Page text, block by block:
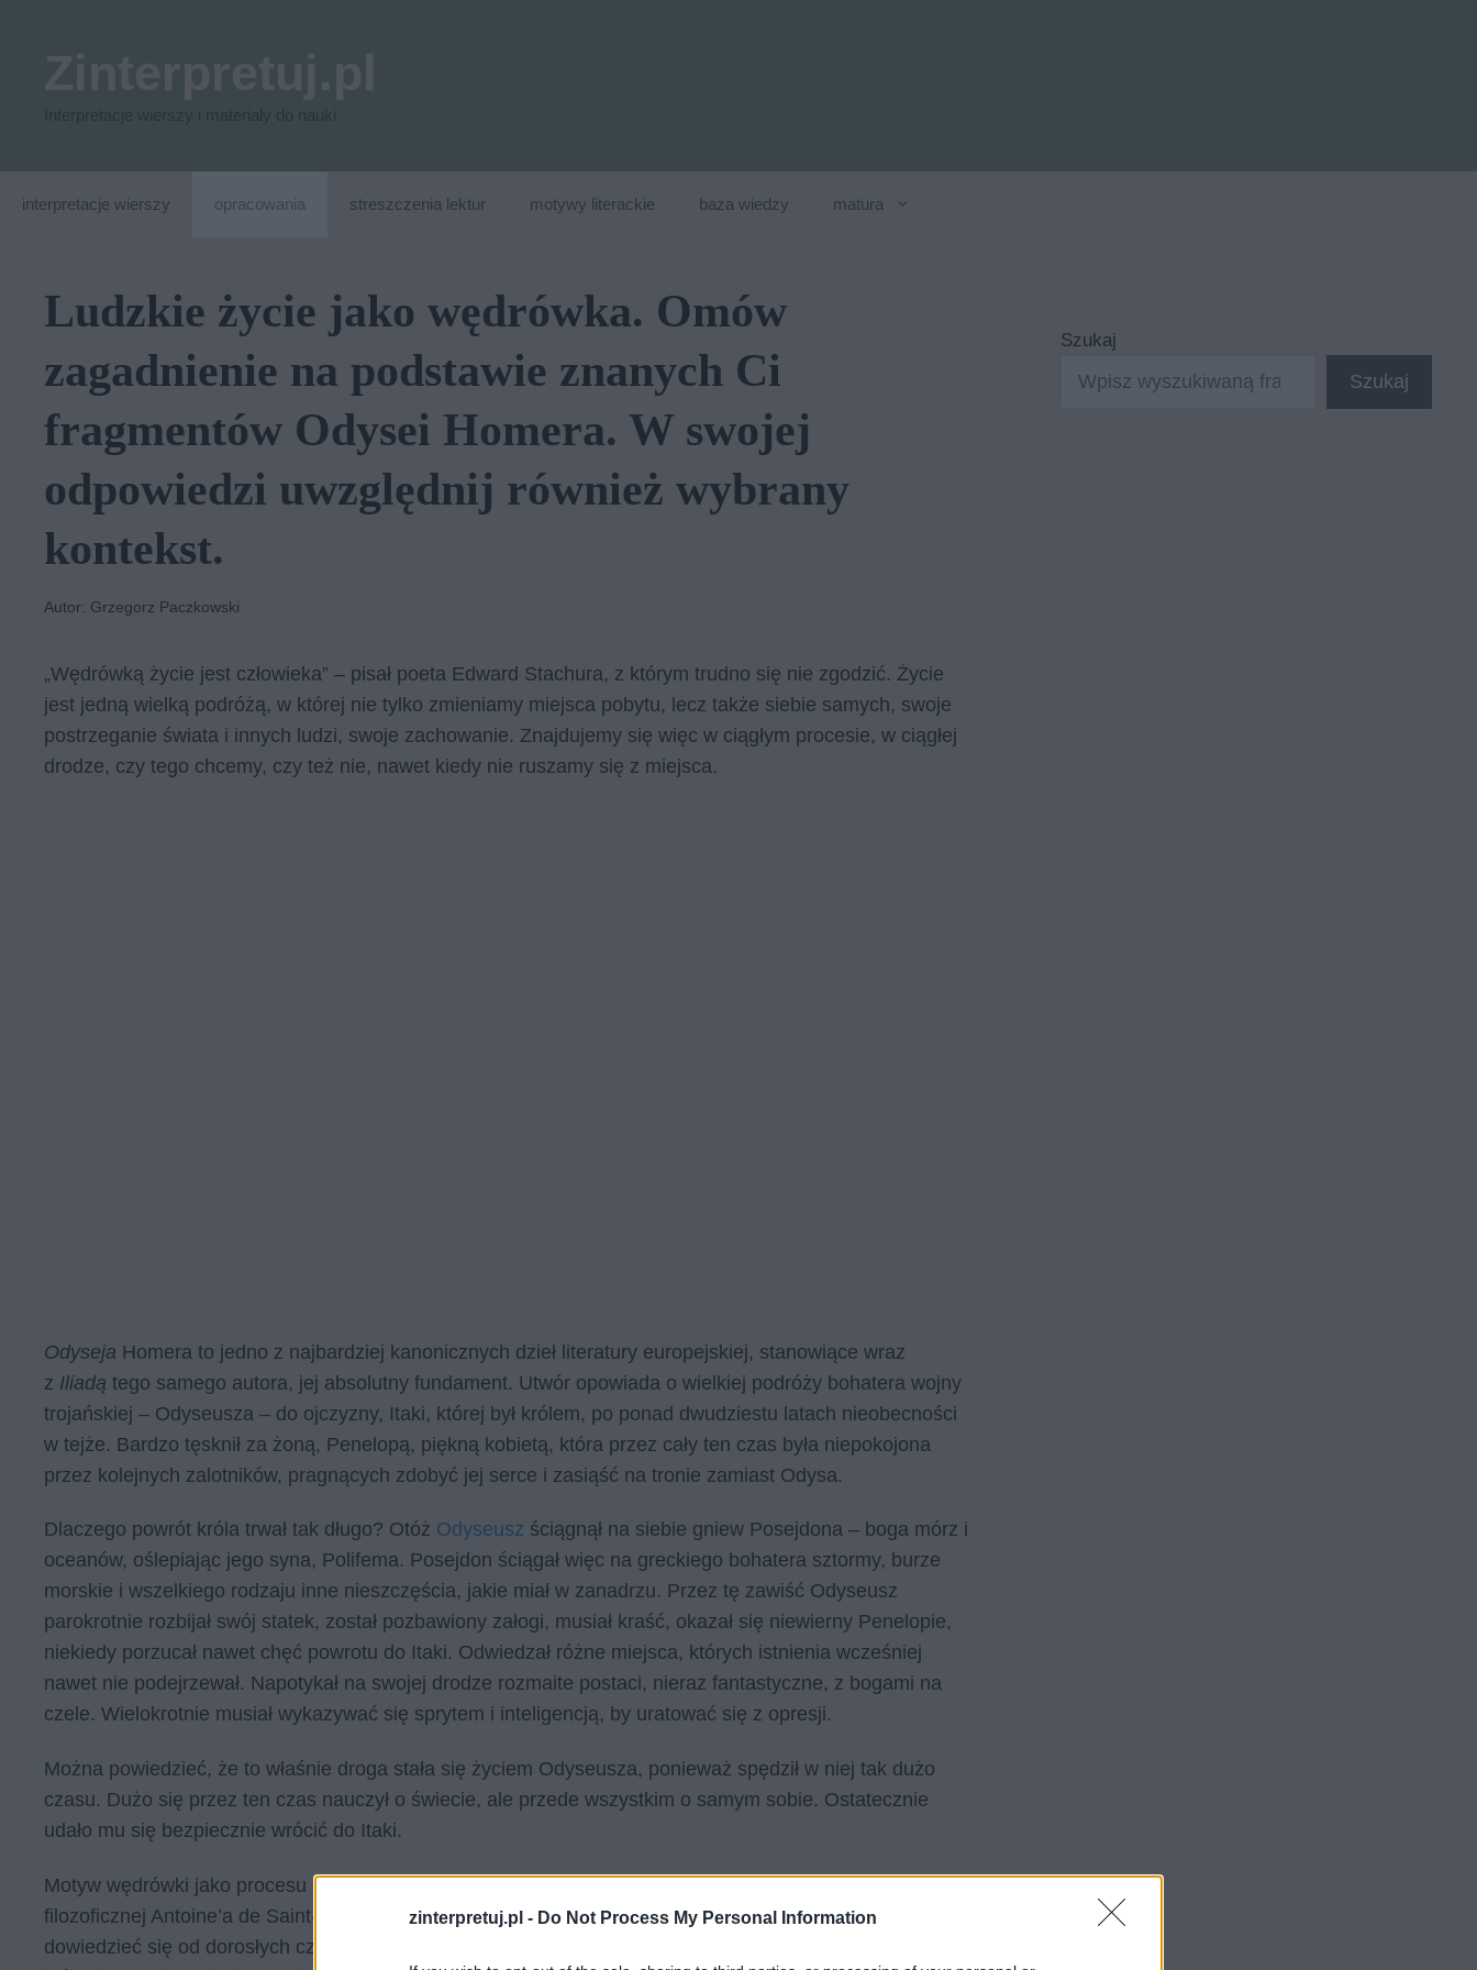
zinterpretuj.pl - Do Not Process My Personal Information
interpretacje wierszy opracowania streszczenia lektur motywy literackie baza wiedzy matura
Ludzkie życie jako wędrówka. Omów
zagadnienie na podstawie znanych Ci
fragmentów Odysei Homera. W swojej
odpowiedzi uwzględnij również wybrany
kontekst.
Autor: Grzegorz Paczkowski
„Wędrówką życie jest człowieka” – pisał poeta Edward Stachura, z którym trudno się nie zgodzić. Życie
jest jedną wielką podróżą, w której nie tylko zmieniamy miejsca pobytu, lecz także siebie samych, swoje
postrzeganie świata i innych ludzi, swoje zachowanie. Znajdujemy się więc w ciągłym procesie, w ciągłej
drodze, czy tego chcemy, czy też nie, nawet kiedy nie ruszamy się z miejsca.
Odyseja Homera to jedno z najbardziej kanonicznych dzieł literatury europejskiej, stanowiące wraz
z Iliadą tego samego autora, jej absolutny fundament. Utwór opowiada o wielkiej podróży bohatera wojny
trojańskiej – Odyseusza – do ojczyzny, Itaki, której był królem, po ponad dwudziestu latach nieobecności
w tejże. Bardzo tęsknił za żoną, Penelopą, piękną kobietą, która przez cały ten czas była niepokojona
przez kolejnych zalotników, pragnących zdobyć jej serce i zasiąść na tronie zamiast Odysa.
Dlaczego powrót króla trwał tak długo? Otóż Odyseusz ściągnął na siebie gniew Posejdona – boga mórz i
oceanów, oślepiając jego syna, Polifema. Posejdon ściągał więc na greckiego bohatera sztormy, burze
morskie i wszelkiego rodzaju inne nieszczęścia, jakie miał w zanadrzu. Przez tę zawiść Odyseusz
parokrotnie rozbijał swój statek, został pozbawiony załogi, musiał kraść, okazał się niewierny Penelopie,
niekiedy porzucał nawet chęć powrotu do Itaki. Odwiedzał różne miejsca, których istnienia wcześniej
nawet nie podejrzewał. Napotykał na swojej drodze rozmaite postaci, nieraz fantastyczne, z bogami na
czele. Wielokrotnie musiał wykazywać się sprytem i inteligencją, by uratować się z opresji.
Można powiedzieć, że to właśnie droga stała się życiem Odyseusza, ponieważ spędził w niej tak dużo
czasu. Dużo się przez ten czas nauczył o świecie, ale przede wszystkim o samym sobie. Ostatecznie
udało mu się bezpiecznie wrócić do Itaki.
Motyw wędrówki jako procesu kształtującego życie pojawia się również wMałym Księciu,powiastce
filozoficznej Antoine’a de Saint-Exupery’ego. Główny bohater wyrusza w wielką podróż po kosmosie, by
dowiedzieć się od dorosłych czegoś na temat relacji międzyludzkich. Odwiedza kolejne planety, na
Szukaj
Szukaj